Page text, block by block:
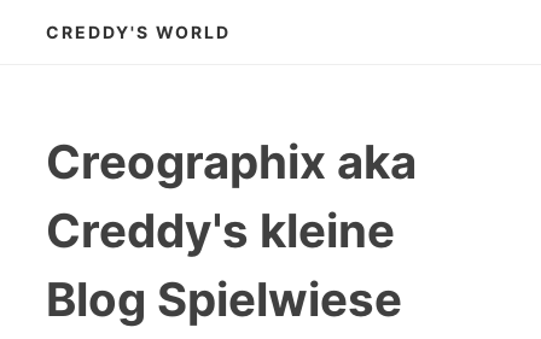
InhaltCREDDY'S WORLD
Creographix aka
Creddy's kleine
Blog Spielwiese